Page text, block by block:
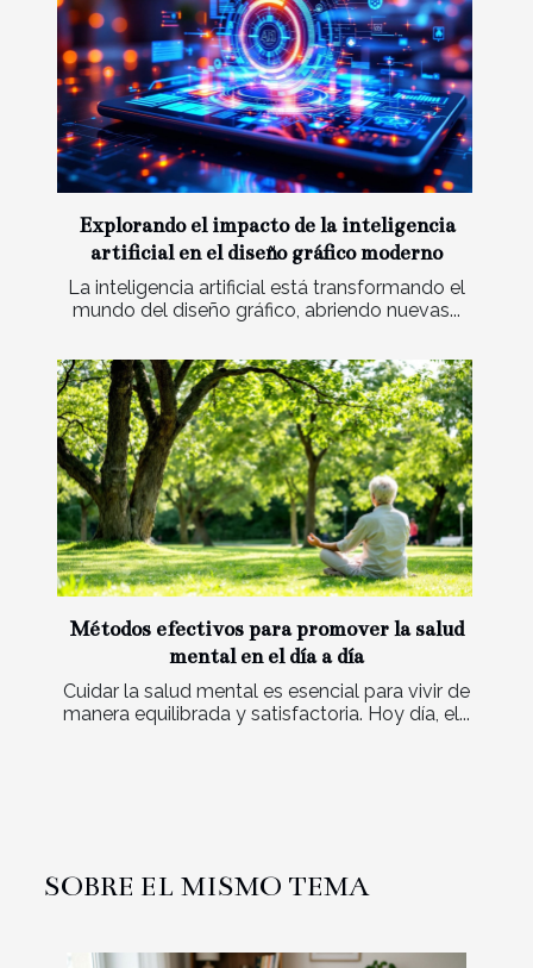
Explorando el impacto de la inteligencia
artificial en el diseño gráfico moderno
La inteligencia artificial está transformando el
mundo del diseño gráfico, abriendo nuevas...
Métodos efectivos para promover la salud
mental en el día a día
Cuidar la salud mental es esencial para vivir de
manera equilibrada y satisfactoria. Hoy día, el...
SOBRE EL MISMO TEMA